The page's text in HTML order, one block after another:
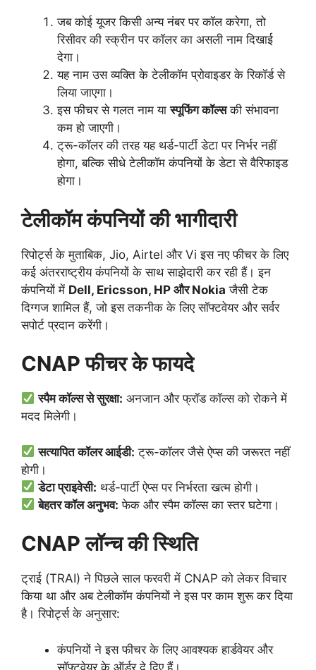
जब कोई यूजर किसी अन्य नंबर पर कॉल करेगा, तो
रिसीवर की स्क्रीन पर कॉलर का असली नाम दिखाई
देगा।
यह नाम उस व्यक्ति के टेलीकॉम प्रोवाइडर के रिकॉर्ड से
लिया जाएगा।
इस फीचर से गलत नाम यास्पूफिंग कॉल्सकी संभावना
कम हो जाएगी।
ट्रू-कॉलर की तरह यह थर्ड-पार्टी डेटा पर निर्भर नहीं
होगा, बल्कि सीधे टेलीकॉम कंपनियों के डेटा से वैरिफाइड
होगा।
टेलीकॉम कंपनियों की भागीदारी
रिपोर्ट्स के मुताबिक, Jio, Airtel और Vi इस नए फीचर के लिए
कई अंतरराष्ट्रीय कंपनियों के साथ साझेदारी कर रही हैं। इन
कंपनियों में Dell, Ericsson, HP और Nokia जैसी टेक
दिग्गज शामिल हैं, जो इस तकनीक के लिए सॉफ्टवेयर और सर्वर
सपोर्ट प्रदान करेंगी।
CNAP फीचर के फायदे
स्पैम कॉल्स से सुरक्षा: अनजान और फ्रॉड कॉल्स को रोकने में
मदद मिलेगी।
सत्यापित कॉलर आईडी: ट्रू-कॉलर जैसे ऐप्स की जरूरत नहीं
होगी।
डेटा प्राइवेसी: थर्ड-पार्टी ऐप्स पर निर्भरता खत्म होगी।
बेहतर कॉल अनुभव: फेक और स्पैम कॉल्स का स्तर घटेगा।
CNAP लॉन्च की स्थिति
ट्राई (TRAI) ने पिछले साल फरवरी में CNAP को लेकर विचार
किया था और अब टेलीकॉम कंपनियों ने इस पर काम शुरू कर दिया
है। रिपोर्ट्स के अनुसार:
कंपनियों ने इस फीचर के लिए आवश्यक हार्डवेयर और
सॉफ्टवेयर के ऑर्डर दे दिए हैं।